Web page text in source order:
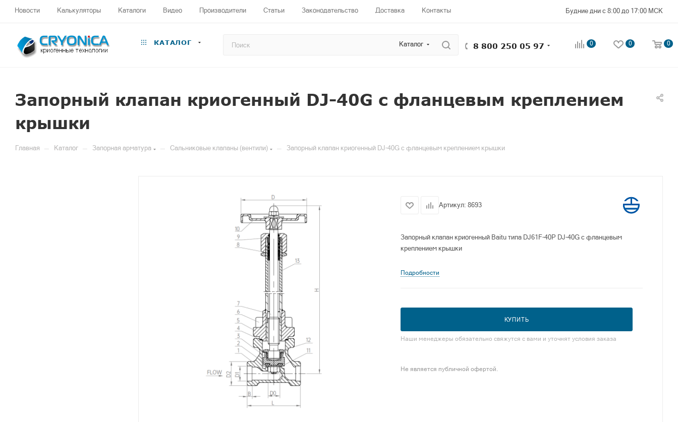
Новости Калькуляторы Каталоги Видео Производители Статьи Законодательство Доставка Контакты Будние дни с 8:00 до 17:00 МСК
КАТАЛОГ Каталог 8 800 250 05 97 0 0 0
Запорный клапан криогенный DJ-40G с фланцевым креплением
крышки
Главная — Каталог — Запорная арматура — Сальниковые клапаны (вентили) — Запорный клапан криогенный DJ-40G с фланцевым креплением крышки
Артикул: 8693
Запорный клапан криогенный Baitu типа DJ61F-40P DJ-40G с фланцевым
креплением крышки
Подробности
КУПИТЬ
Наши менеджеры обязательно свяжутся с вами и уточнят условия заказа
Не является публичной офертой.